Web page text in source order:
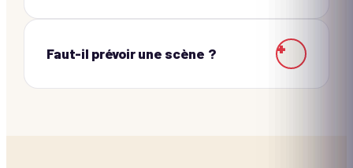
Faut-il prévoir une scène ? +